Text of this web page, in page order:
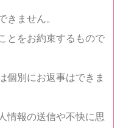
きません。
とをお約束するもので
個別にお返事はできま
情報の送信や不快に思